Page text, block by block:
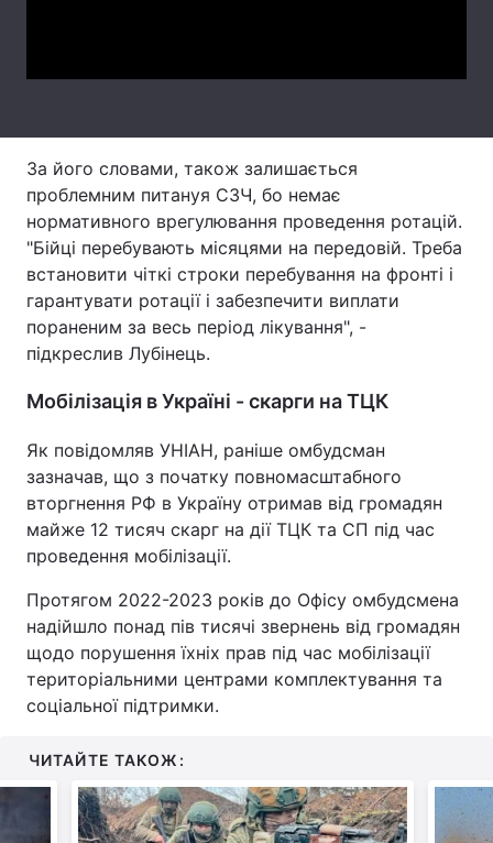
За його словами, також залишається
проблемним питанyя СЗЧ, бо немає
нормативного врегулювання проведення ротацій.
"Бійці перебувають місяцями на передовій. Треба
встановити чіткі строки перебування на фронті і
гарантувати ротації і забезпечити виплати
пораненим за весь період лікування", -
підкреслив Лубінець.
Мобілізація в Україні - скарги на ТЦК
Як повідомляв УНІАН, раніше омбудсман
зазначав, що з початку повномасштабного
вторгнення РФ в Україну отримав від громадян
майже 12 тисяч скарг на дії ТЦК та СП під час
проведення мобілізації.
Протягом 2022-2023 років до Офісу омбудсмена
надійшло понад пів тисячі звернень від громадян
щодо порушення їхніх прав під час мобілізації
територіальними центрами комплектування та
соціальної підтримки.
ЧИТАЙТЕ ТАКОЖ: